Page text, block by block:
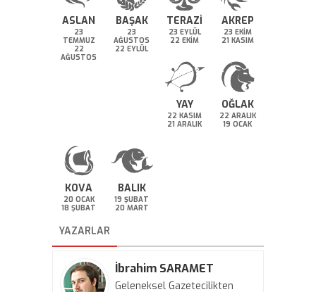
ASLAN
23
TEMMUZ
22
AĞUSTOS
BAŞAK
23
AĞUSTOS
22 EYLÜL
TERAZİ
23 EYLÜL
22 EKİM
AKREP
23 EKİM
21 KASIM
YAY
22 KASIM
21 ARALIK
OĞLAK
22 ARALIK
19 OCAK
KOVA
20 OCAK
18 ŞUBAT
BALIK
19 ŞUBAT
20 MART
YAZARLAR
İbrahim SARAMET
Geleneksel Gazetecilikten